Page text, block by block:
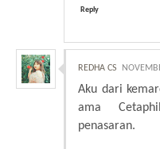
Reply
REDHA CS
Aku dari
ama
penasaran.